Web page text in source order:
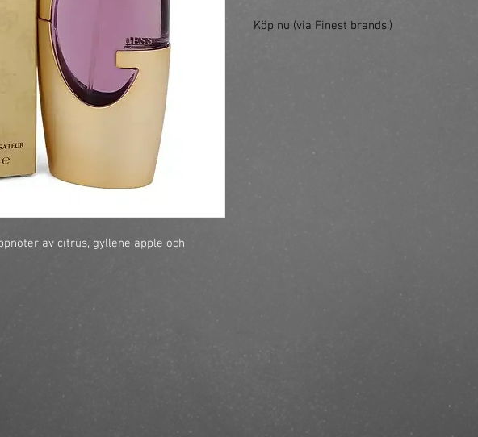
av citrus, gyllene äpple och
Köp nu (via Finest brands.)